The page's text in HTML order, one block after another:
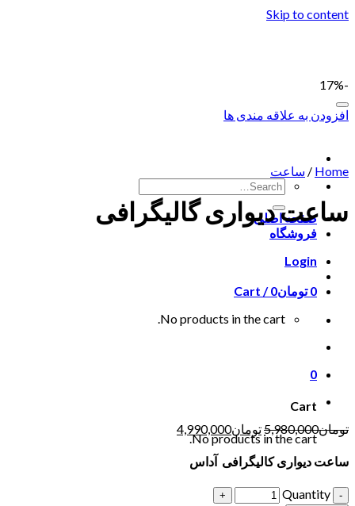
Skip to content
صفحه اصلی
فروشگاه
Login
Cart /
تومان0
0
No products in the cart.
0
Cart
No products in the cart.
-17%
افزودن به علاقه مندی ها
Home
/ ساعت
ساعت دیواری گالیگرافی
تومان5,980,000تومان4,990,000
ساعت دیواری کالیگرافی آداس
Quantity